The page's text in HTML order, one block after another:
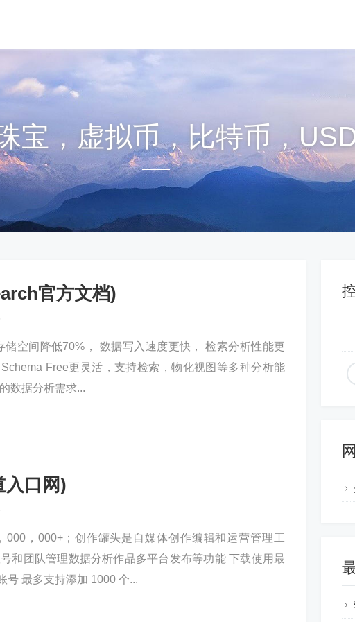
宝，虚拟币，比特币，
官方文档)
储空间降低70%， 数据写入速度更快， 检索分析性能更
Free更灵活，支持检索，物化视图等多种分析能
数据分析需求...
入口网)
000，000+；创作罐头是自媒体创作编辑和运营管理工
和团队管理数据分析作品多平台发布等功能 下载使用最
号 最多支持添加 1000 个...